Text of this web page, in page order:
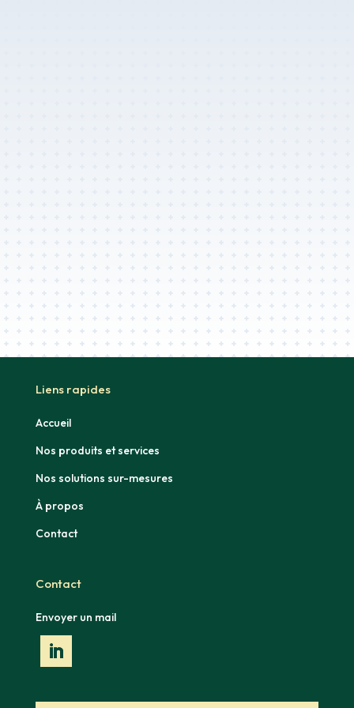
Liens rapides
Accueil
Nos produits et services
Nos solutions sur-mesures
À propos
Contact
Contact
Envoyer un mail